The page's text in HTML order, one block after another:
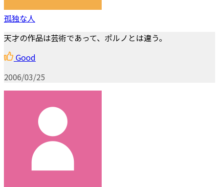
孤独な人
天才の作品は芸術であって、ポルノとは違う。
Good
2006/03/25